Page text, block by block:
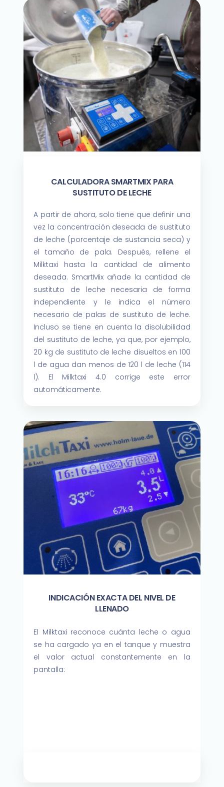
CALCULADORA SMARTMIX PARA
SUSTITUTO DE LECHE
A partir de ahora, solo tiene que definir una
vez la concentración deseada de sustituto
de leche (porcentaje de sustancia seca) y
el tamaño de pala. Después, rellene el
Milktaxi hasta la cantidad de alimento
deseada. SmartMix añade la cantidad de
sustituto de leche necesaria de forma
independiente y le indica el número
necesario de palas de sustituto de leche.
Incluso se tiene en cuenta la disolubilidad
del sustituto de leche, ya que, por ejemplo,
20 kg de sustituto de leche disueltos en 100
l de agua dan menos de 120 l de leche (114
l). El Milktaxi 4.0 corrige este error
automáticamente.
INDICACIÓN EXACTA DEL NIVEL DE
LLENADO
El Milktaxi reconoce cuánta leche o agua
se ha cargado ya en el tanque y muestra
el valor actual constantemente en la
pantalla: